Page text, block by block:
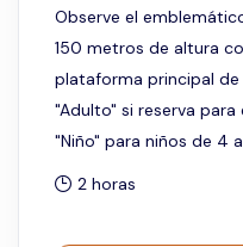
Observe el
150 metros de altura
plataforma principal de
"Adulto" si reserva para
"Niño" para niños de 4
2 horas